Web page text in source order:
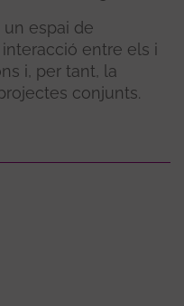
espai de
entre els i
i, per tant, la
conjunts.